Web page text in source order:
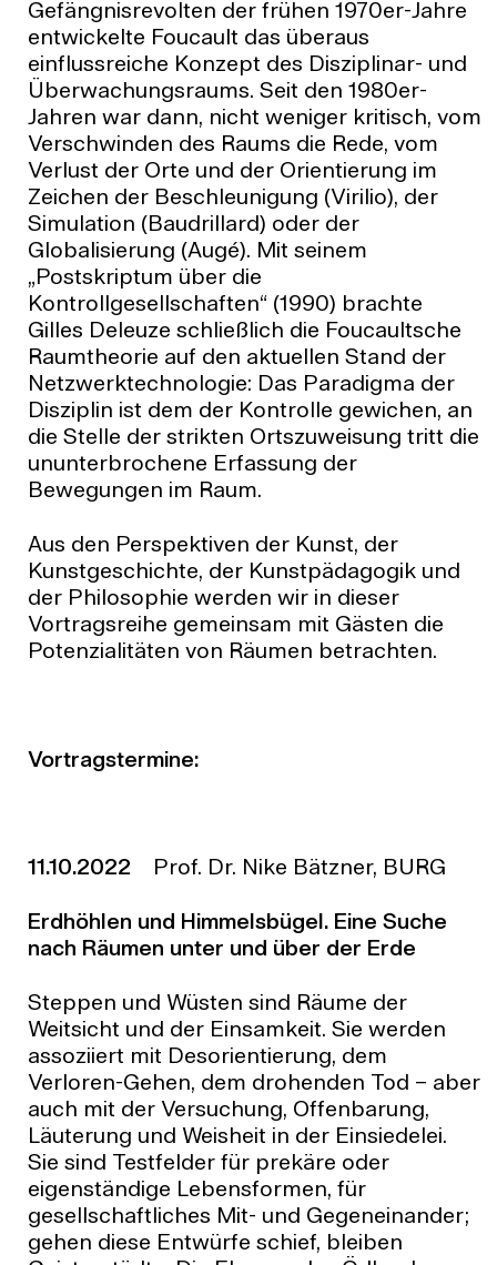
Gefängnisrevolten der frühen 1970er-Jahre
entwickelte Foucault das überaus
einflussreiche Konzept des Disziplinar- und
Überwachungsraums. Seit den 1980er-
Jahren war dann, nicht weniger kritisch, vom
Verschwinden des Raums die Rede, vom
Verlust der Orte und der Orientierung im
Zeichen der Beschleunigung (Virilio), der
Simulation (Baudrillard) oder der
Globalisierung (Augé). Mit seinem
„Postskriptum über die
Kontrollgesellschaften“ (1990) brachte
Gilles Deleuze schließlich die Foucaultsche
Raumtheorie auf den aktuellen Stand der
Netzwerktechnologie: Das Paradigma der
Disziplin ist dem der Kontrolle gewichen, an
die Stelle der strikten Ortszuweisung tritt die
ununterbrochene Erfassung der
Bewegungen im Raum.
Aus den Perspektiven der Kunst, der
Kunstgeschichte, der Kunstpädagogik und
der Philosophie werden wir in dieser
Vortragsreihe gemeinsam mit Gästen die
Potenzialitäten von Räumen betrachten.
Vortragstermine:
11.10.2022 Prof. Dr. Nike Bätzner, BURG
Erdhöhlen und Himmelsbügel. Eine Suche
nach Räumen unter und über der Erde
Steppen und Wüsten sind Räume der
Weitsicht und der Einsamkeit. Sie werden
assoziiert mit Desorientierung, dem
Verloren-Gehen, dem drohenden Tod – aber
auch mit der Versuchung, Offenbarung,
Läuterung und Weisheit in der Einsiedelei.
Sie sind Testfelder für prekäre oder
eigenständige Lebensformen, für
gesellschaftliches Mit- und Gegeneinander;
gehen diese Entwürfe schief, bleiben